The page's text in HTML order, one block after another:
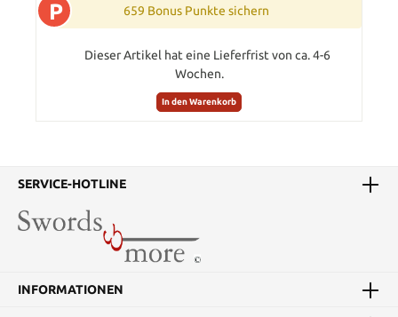
P 659 Bonus Punkte sichern
Dieser Artikel hat eine Lieferfrist von ca. 4-6
Wochen.
In den Warenkorb
SERVICE-HOTLINE
INFORMATIONEN